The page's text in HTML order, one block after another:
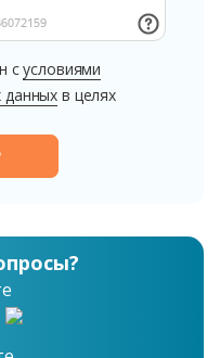
сусловиями
данных в целях